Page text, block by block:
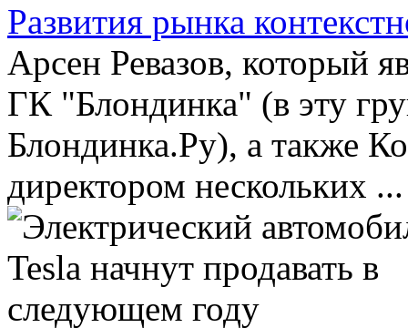
Развития рынка
Арсен Ревазов, который
ГК "Блондинка" (в эту
Блондинка.Ру), а также
директором нескольких ...